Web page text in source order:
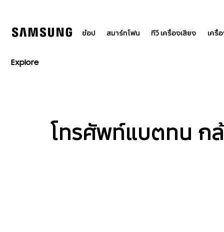
ช้อป สมาร์ทโฟน ทีวี เครื่องเสียง เครื่
Explore
โทรศัพท์แบตทน ก